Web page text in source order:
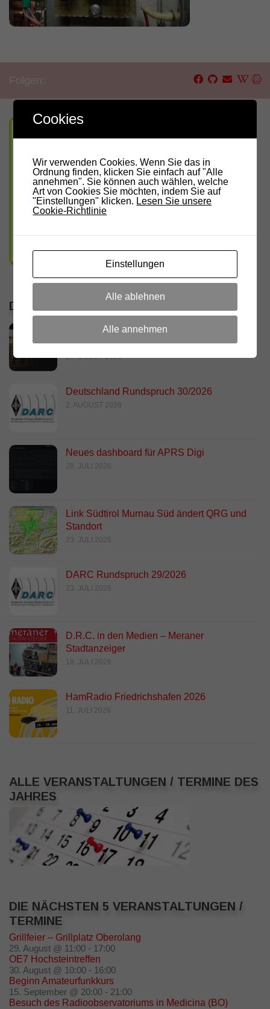
DIE LETZTEN ARTIKEL
RADIO DARC – Stromausfall und
Funkamateure
2. AUGUST 2026
Deutschland Rundspruch 30/2026
2. AUGUST 2026
Neues dashboard für APRS Digi
28. JULI 2026
Link Südtirol Murnau Süd ändert QRG und
Standort
23. JULI 2026
DARC Rundspruch 29/2026
23. JULI 2026
D.R.C. in den Medien – Meraner
Stadtanzeiger
18. JULI 2026
HamRadio Friedrichshafen 2026
11. JULI 2026
ALLE VERANSTALTUNGEN / TERMINE DES
JAHRES
DIE NÄCHSTEN 5 VERANSTALTUNGEN /
TERMINE
Grillfeier – Grillplatz Oberolang
29. August @ 11:00 - 17:00
OE7 Hochsteintreffen
30. August @ 10:00 - 16:00
Beginn Amateurfunkkurs
15. September @ 20:00 - 21:00
Besuch des Radioobservatoriums in Medicina (BO)
Cookies
Wir verwenden Cookies. Wenn Sie das in
Ordnung finden, klicken Sie einfach auf "Alle
annehmen". Sie können auch wählen, welche
Art von Cookies Sie möchten, indem Sie auf
"Einstellungen" klicken. Lesen Sie unsere
Cookie-Richtlinie
Einstellungen
Alle ablehnen
Alle annehmen